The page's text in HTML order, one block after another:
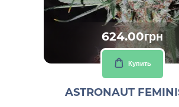
624.00грн
Купить
ASTRONAUT